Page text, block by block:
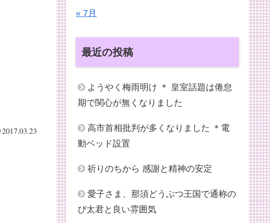
2017.03.23
« 7月
最近の投稿
ようやく梅雨明け ＊ 皇室話題は倦怠
期で関心が無くなりました
高市首相批判が多くなりました ＊電
動ベッド設置
祈りのちから 感謝と精神の安定
愛子さま、那須どうぶつ王国で通称の
び太君と良い雰囲気